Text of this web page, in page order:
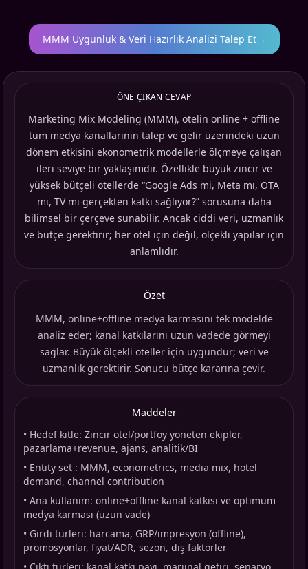
MMM Uygunluk & Veri Hazırlık Analizi Talep Et→
ÖNE ÇIKAN CEVAP
Marketing Mix Modeling (MMM), otelin online + offline
tüm medya kanallarının talep ve gelir üzerindeki uzun
dönem etkisini ekonometrik modellerle ölçmeye çalışan
ileri seviye bir yaklaşımdır. Özellikle büyük zincir ve
yüksek bütçeli otellerde “Google Ads mi, Meta mı, OTA
mı, TV mi gerçekten katkı sağlıyor?” sorusuna daha
bilimsel bir çerçeve sunabilir. Ancak ciddi veri, uzmanlık
ve bütçe gerektirir; her otel için değil, ölçekli yapılar için
anlamlıdır.
Özet
MMM, online+offline medya karmasını tek modelde
analiz eder; kanal katkılarını uzun vadede görmeyi
sağlar. Büyük ölçekli oteller için uygundur; veri ve
uzmanlık gerektirir. Sonucu bütçe kararına çevir.
Maddeler
• Hedef kitle: Zincir otel/portföy yöneten ekipler,
pazarlama+revenue, ajans, analitik/BI
• Entity set : MMM, econometrics, media mix, hotel
demand, channel contribution
• Ana kullanım: online+offline kanal katkısı ve optimum
medya karması (uzun vade)
• Girdi türleri: harcama, GRP/impresyon (offline),
promosyonlar, fiyat/ADR, sezon, dış faktörler